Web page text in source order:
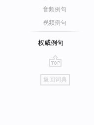
音频例句
视频例句
权威例句
go
top
返回词典